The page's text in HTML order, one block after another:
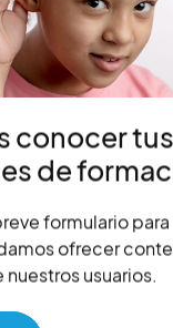
conocer tus
de
formulario para
ofrecer
usuarios.